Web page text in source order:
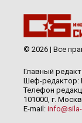
© 2026 | Все
Главный
Шеф-редактор:
Телефон
101000, г.
E-mail: